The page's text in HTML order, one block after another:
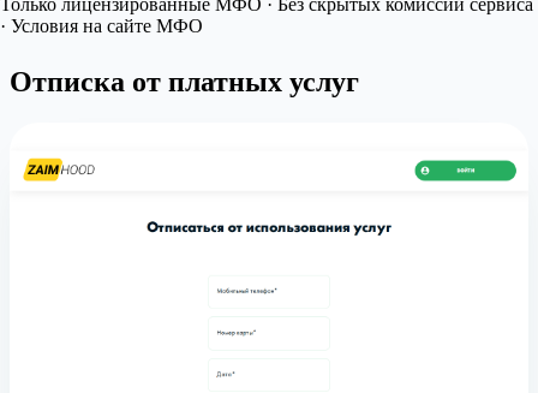
Только лицензированные МФО · Без скрытых комиссий сервиса
· Условия на сайте МФО
Отписка от платных услуг